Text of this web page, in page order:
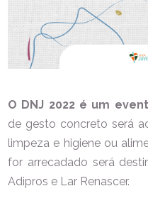
O DNJ 2022 é um
de gesto concreto será
limpeza e higiene ou
for arrecadado será
Adipros e Lar Renascer.